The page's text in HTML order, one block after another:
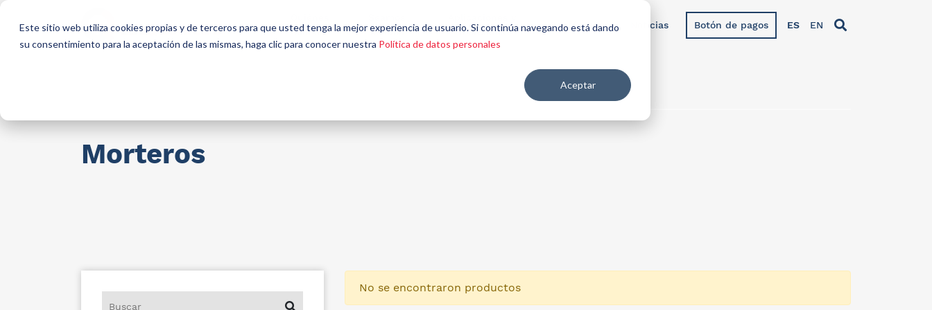
Este sitio web utiliza cookies propias y de terceros para que usted tenga la mejor experiencia de usuario. Si continúa navegando está dando
su consentimiento para la aceptación de las mismas, haga clic para conocer nuestra Política de datos personales
Aceptar
somos
aliados
mercados
Contáctenos Noticias Botón de pagos ES EN
Morteros
No se encontraron productos